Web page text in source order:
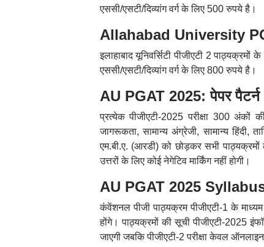
एससी/एसटी/दिव्यांग वर्ग के लिए 500 रुपये है।
Allahabad University
इलाहाबाद यूनिवर्सिटी पीजीएटी 2
एससी/एसटी/दिव्यांग वर्ग के लिए 800 रुपये है।
AU PGAT 2025: पेपर पैटर्न
प्रत्येक पीजीएटी-2025 परीक्षा 300 अंकों
जागरूकता, सामान्य अंग्रेजी, सामान्य हिंदी,
एम.बी.ए. (आरडी) को छोड़कर सभी
उत्तरों के लिए कोई नेगेटिव मार्किंग नहीं होगी।
AU PGAT 2025 Syllabus:
कंवेंशनल पीजी पाठ्यक्रम पीजीएटी-1 के
होंगे। पाठ्यक्रमों की सूची पीजीएटी-2025
जाएगी जबकि पीजीएटी-2 परीक्षा केवल